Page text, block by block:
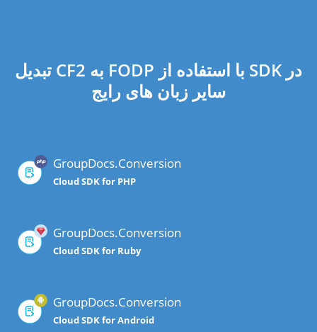
تبدیل CF2 به FODP با استفاده از SDK در
سایر زبان های رایج
GroupDocs.Conversion
Cloud SDK for PHP
GroupDocs.Conversion
Cloud SDK for Ruby
GroupDocs.Conversion
Cloud SDK for Android